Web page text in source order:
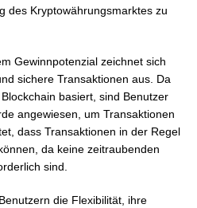
des Kryptowährungsmarktes zu
Gewinnpotenzial zeichnet sich
sichere Transaktionen aus. Da
basiert, sind Benutzer
angewiesen, um Transaktionen
dass Transaktionen in der Regel
da keine zeitraubenden
sind.
die Flexibilität, ihre